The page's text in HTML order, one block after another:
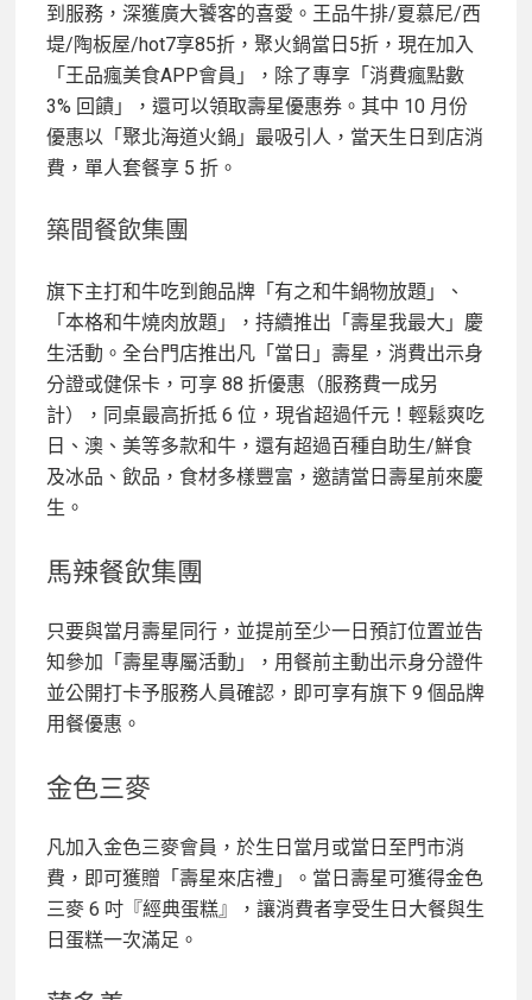
到服務，深獲廣大饕客的喜愛。王品牛排/夏慕尼/西
堤/陶板屋/hot7享85折，聚火鍋當日5折， 現在加入
「王品瘋美食APP會員」，除了專享「消費瘋點數
3% 回饋」，還可以領取壽星優惠券。其中 10 月份
優惠以「聚北海道火鍋」最吸引人，當天生日到店消
費，單人套餐享 5 折。
築間餐飲集團
旗下主打和牛吃到飽品牌「有之和牛鍋物放題」、
「本格和牛燒肉放題」，持續推出「壽星我最大」慶
生活動。 全台門店推出凡「當日」壽星，消費出示身
分證或健保卡，可享 88 折優惠（服務費一成另
計），同桌最高折抵 6 位，現省超過仟元！輕鬆爽吃
日、澳、美等多款和牛，還有超過百種自助生/鮮食
及冰品、飲品，食材多樣豐富，邀請當日壽星前來慶
生。
馬辣餐飲集團
只要與當月壽星同行，並提前至少一日預訂位置並告
知參加「壽星專屬活動」，用餐前主動出示身分證件
並公開打卡予服務人員確認，即可享有旗下 9 個品牌
用餐優惠。
金色三麥
凡加入金色三麥會員，於生日當月或當日至門市消
費，即可獲贈「壽星來店禮」。當日壽星可獲得金色
三麥 6 吋『經典蛋糕』，讓消費者享受生日大餐與生
日蛋糕一次滿足。